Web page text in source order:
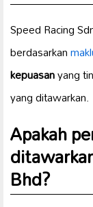
Speed Racing
berdasarkan
kepuasanyang
yang ditawarkan.
Apakah
Bhd?